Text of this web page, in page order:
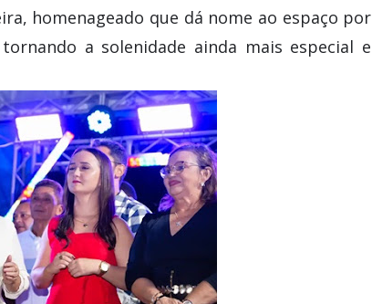
homenageado que dá nome ao espaço por
a solenidade ainda mais especial e